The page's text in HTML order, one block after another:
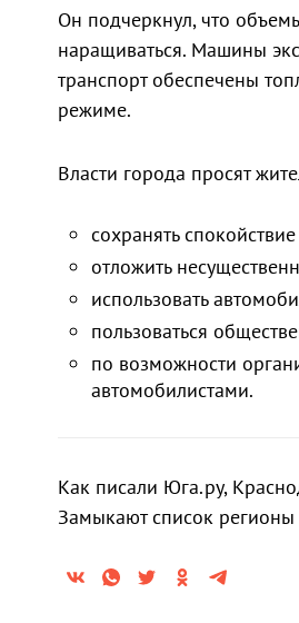
Он подчеркнул, что
наращиваться. Машины
транспорт обеспечены
режиме.
Власти города просят
сохранять
отложить
использовать
пользоваться
по возможности
автомобилистами.
Как писали Юга.ру,
Замыкают список регионы